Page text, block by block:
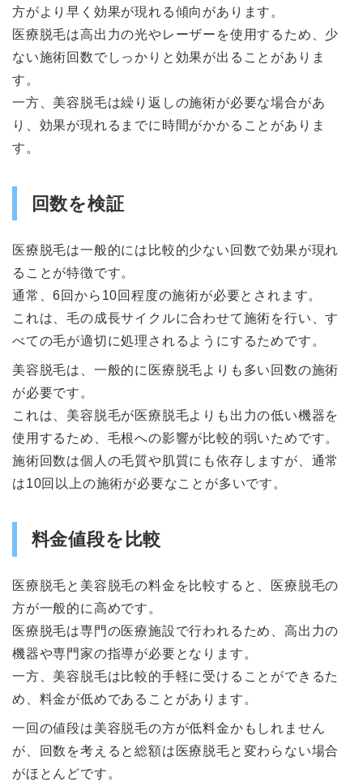
方がより早く効果が現れる傾向があります。
医療脱毛は高出力の光やレーザーを使用するため、少
ない施術回数でしっかりと効果が出ることがありま
す。
一方、美容脱毛は繰り返しの施術が必要な場合があ
り、効果が現れるまでに時間がかかることがありま
す。
回数を検証
医療脱毛は一般的には比較的少ない回数で効果が現れ
ることが特徴です。
通常、6回から10回程度の施術が必要とされます。
これは、毛の成長サイクルに合わせて施術を行い、す
べての毛が適切に処理されるようにするためです。
美容脱毛は、一般的に医療脱毛よりも多い回数の施術
が必要です。
これは、美容脱毛が医療脱毛よりも出力の低い機器を
使用するため、毛根への影響が比較的弱いためです。
施術回数は個人の毛質や肌質にも依存しますが、通常
は10回以上の施術が必要なことが多いです。
料金値段を比較
医療脱毛と美容脱毛の料金を比較すると、医療脱毛の
方が一般的に高めです。
医療脱毛は専門の医療施設で行われるため、高出力の
機器や専門家の指導が必要となります。
一方、美容脱毛は比較的手軽に受けることができるた
め、料金が低めであることがあります。
一回の値段は美容脱毛の方が低料金かもしれません
が、回数を考えると総額は医療脱毛と変わらない場合
がほとんどです。